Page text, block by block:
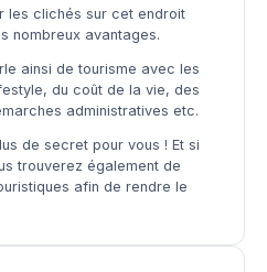
les clichés sur cet endroit
nombreux avantages.
ainsi de tourisme avec les
du coût de la vie, des
administratives etc.
de secret pour vous ! Et si
trouverez également de
afin de rendre le